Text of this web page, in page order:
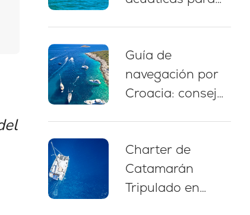
yate en Croacia
Guía de
navegación por
Croacia: consejos
para
principiantes
(2026)
Charter de
Catamarán
Tripulado en